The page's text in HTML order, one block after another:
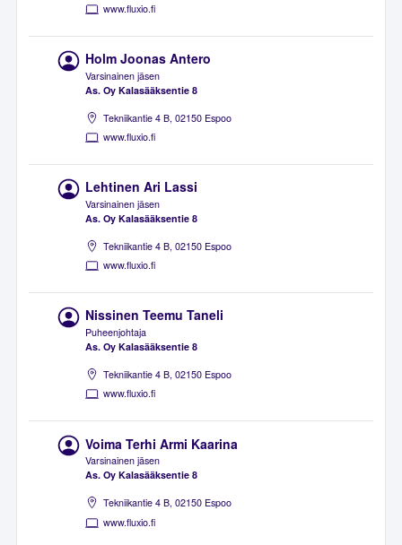
www.fluxio.fi
Holm Joonas Antero
Varsinainen jäsen
As. Oy Kalasääksentie 8
Tekniikantie 4 B, 02150 Espoo
www.fluxio.fi
Lehtinen Ari Lassi
Varsinainen jäsen
As. Oy Kalasääksentie 8
Tekniikantie 4 B, 02150 Espoo
www.fluxio.fi
Nissinen Teemu Taneli
Puheenjohtaja
As. Oy Kalasääksentie 8
Tekniikantie 4 B, 02150 Espoo
www.fluxio.fi
Voima Terhi Armi Kaarina
Varsinainen jäsen
As. Oy Kalasääksentie 8
Tekniikantie 4 B, 02150 Espoo
www.fluxio.fi